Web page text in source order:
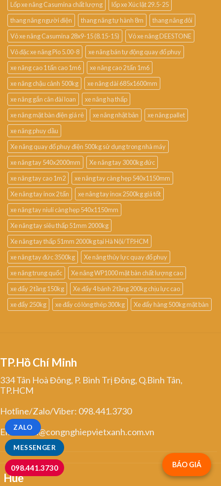
Lốp xe nâng Casumina chất lượng
lốp xe Xúc lật 29.5-25
thang nâng người điện
thang nâng tự hành 8m
thang nâng đôi
Vỏ xe nâng Casumina 28x9-15 (8.15-15)
Vỏ xe nâng DEESTONE
Vỏ đặc xe nâng Pio 5.00-8
xe nâng bán tự động quay đổ phuy
xe nâng cao 1 tấn cao 1m6
xe nâng cao 2 tấn 1m6
xe nâng chậu cảnh 500kg
xe nâng dài 685x1600mm
xe nâng gắn cân đài loan
xe nâng hạ thấp
xe nâng mặt bàn điện giá rẻ
xe nâng nhật bản
xe nâng pallet
xe nâng phuy dầu
Xe nâng quay đổ phuy điện 500kg sử dụng trong nhà máy
xe nâng tay 540x2000mm
Xe nâng tay 3000kg đức
xe nâng tay cao 1m2
xe nâng tay càng hẹp 540x1150mm
Xe nâng tay inox 2 tấn
xe nâng tay inox 2500kg giá tốt
xe nâng tay niuli càng hẹp 540x1150mm
Xe nâng tay siêu thấp 51mm 2000kg
Xe nâng tay thấp 51mm 2000kg tại Hà Nội/TP.HCM
xe nâng tay đức 3500kg
Xe nâng thủy lực quay đổ phuy
xe nâng trung quốc
Xe nâng WP1000 mặt bàn chất lượng cao
xe đẩy 2 tầng 150kg
Xe đẩy 4 bánh 2 tầng 200kg chịu lực cao
xe đẩy 250kg
xe đẩy có lòng thép 300kg Xe đẩy hàng 500kg mặt bàn
TP.Hồ Chí Minh
334 Tân Hoà Đông, P. Bình Trị Đông, Q.Bình Tân,
TP.HCM
Hotline/Zalo/Viber: 098.441.3730
Email: linh@congnghiepvietxanh.com.vn
Huế
BÁO GIÁ
MESSENGER
ZALO
098.441.3730